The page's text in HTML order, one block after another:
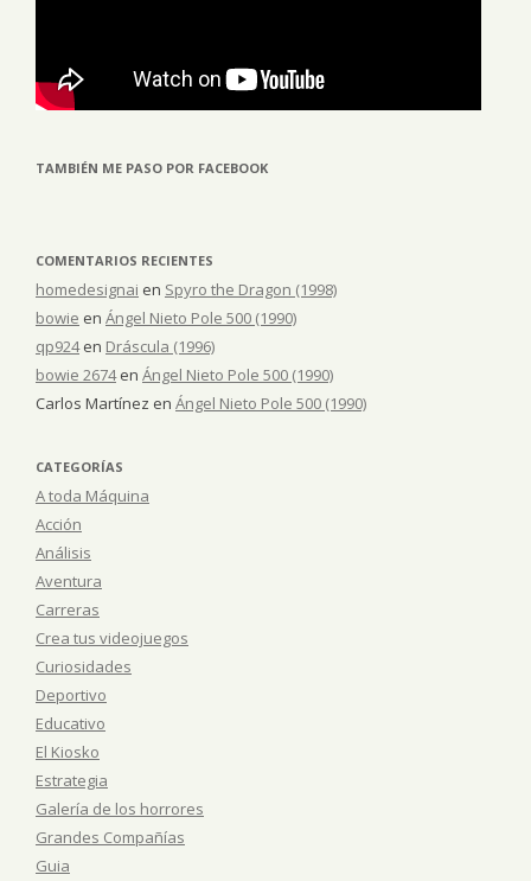
TAMBIÉN ME PASO POR FACEBOOK
COMENTARIOS RECIENTES
homedesignai en Spyro the Dragon (1998)
bowie en Ángel Nieto Pole 500 (1990)
qp924en Dráscula (1996)
bowie 2674en Ángel Nieto Pole 500 (1990)
Carlos Martínez en Ángel Nieto Pole 500 (1990)
CATEGORÍAS
A toda Máquina
Acción
Análisis
Aventura
Carreras
Crea tus videojuegos
Curiosidades
Deportivo
Educativo
El Kiosko
Estrategia
Galería de los horrores
Grandes Compañías
Guia